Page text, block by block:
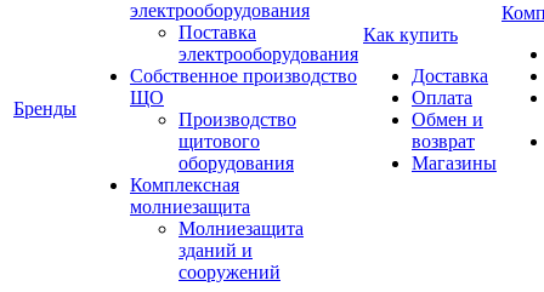
Бренды
электрооборудования
Поставка
электрооборудования
Собственное производство
ЩО
Производство
щитового
оборудования
Комплексная
молниезащита
Молниезащита
зданий и
сооружений
Как купить
Доставка
Оплата
Обмен и
возврат
Магазины